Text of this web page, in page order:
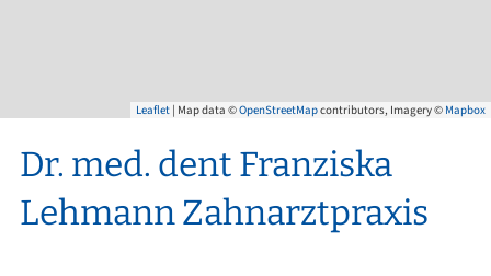
Leaflet | Map data ©OpenStreetMapcontributors, Imagery © Mapbox
Dr. med. dent Franziska
Lehmann Zahnarztpraxis